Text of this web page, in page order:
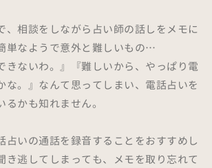
、相談をしながら占い師の話しをメモに
単なようで意外と難しいもの…
きないわ。』『難しいから、やっぱり電
な。』なんて思ってしまい、電話占いを
かも知れません。
占いの通話を録音することをおすすめし
き逃してしまっても、メモを取り忘れて